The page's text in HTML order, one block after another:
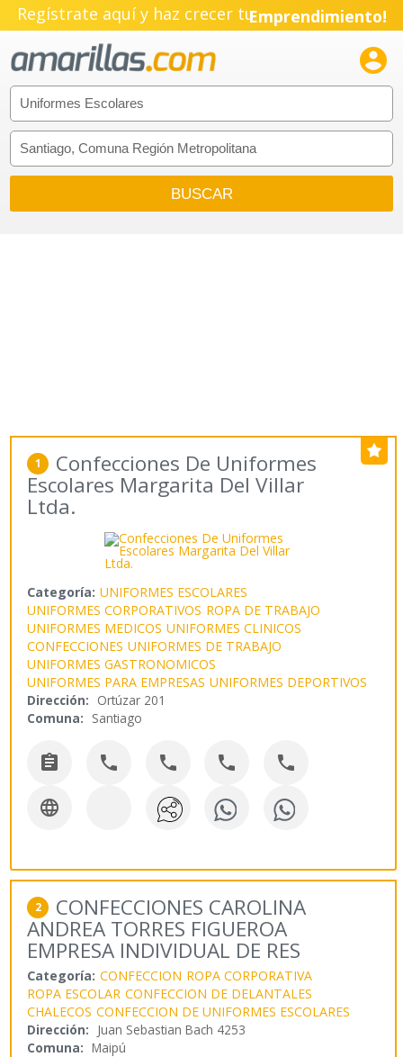
Regístrate aquí y haz crecer tuEmprendimiento!

1 Confecciones De Uniformes
Escolares Margarita Del Villar
Ltda.
Categoría: UNIFORMES ESCOLARES
UNIFORMES CORPORATIVOS ROPA DE TRABAJO
UNIFORMES MEDICOS UNIFORMES CLINICOS
CONFECCIONES UNIFORMES DE TRABAJO
UNIFORMES GASTRONOMICOS
UNIFORMES PARA EMPRESAS UNIFORMES DEPORTIVOS
Dirección: Ortúzar 201
Comuna: Santiago
    

2 CONFECCIONES CAROLINA
ANDREA TORRES FIGUEROA
EMPRESA INDIVIDUAL DE RES
Categoría: CONFECCION ROPA CORPORATIVA
ROPA ESCOLAR CONFECCION DE DELANTALES
CHALECOS CONFECCION DE UNIFORMES ESCOLARES
Dirección: Juan Sebastian Bach 4253
Comuna: Maipú